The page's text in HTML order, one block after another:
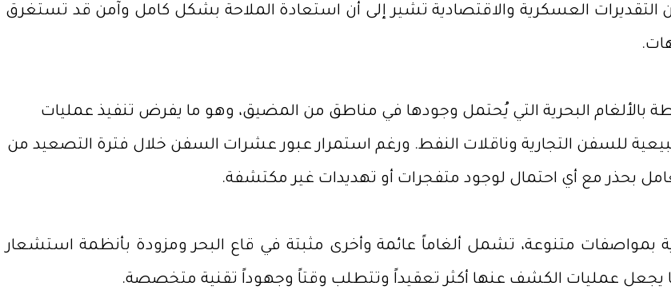
أن التقديرات العسكرية والاقتصادية تشير إلى أن استعادة الملاحة بشكل كامل وآمن قد تستغرق
بالألغام البحرية التي يُحتمل وجودها في مناطق من المضيق، وهو ما يفرض تنفيذ عمليات
للسفن التجارية وناقلات النفط. ورغم استمرار عبور عشرات السفن خلال فترة التصعيد من
بحذر مع أي احتمال لوجود متفجرات أو تهديدات غير مكتشفة.
بمواصفات متنوعة، تشمل ألغاماً عائمة وأخرى مثبتة في قاع البحر ومزودة بأنظمة استشعار
يجعل عمليات الكشف عنها أكثر تعقيداً وتتطلب وقتاً وجهوداً تقنية متخصصة.